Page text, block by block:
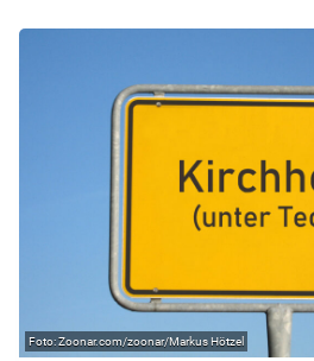
Zoonar.com/zoonar/Markus Hötzel